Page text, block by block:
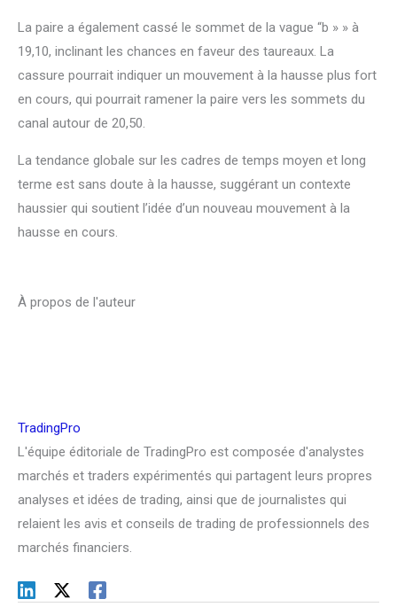
La paire a également cassé le sommet de la vague “b » » à
19,10, inclinant les chances en faveur des taureaux. La
cassure pourrait indiquer un mouvement à la hausse plus fort
en cours, qui pourrait ramener la paire vers les sommets du
canal autour de 20,50.
La tendance globale sur les cadres de temps moyen et long
terme est sans doute à la hausse, suggérant un contexte
haussier qui soutient l’idée d’un nouveau mouvement à la
hausse en cours.
À propos de l'auteur
TradingPro
L'équipe éditoriale de TradingPro est composée d'analystes
marchés et traders expérimentés qui partagent leurs propres
analyses et idées de trading, ainsi que de journalistes qui
relaient les avis et conseils de trading de professionnels des
marchés financiers.